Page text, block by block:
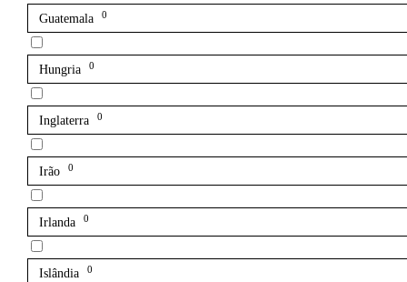
Guatemala 0
Hungria 0
Inglaterra 0
Irão 0
Irlanda 0
Islândia 0